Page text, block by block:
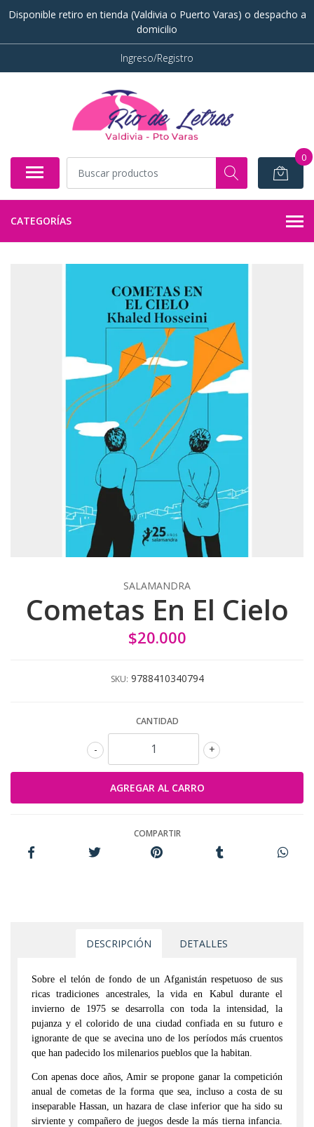
Disponible retiro en tienda (Valdivia o Puerto Varas) o despacho a
domicilio
Ingreso/Registro
0
CATEGORÍAS
SALAMANDRA
Cometas En El Cielo
$20.000
SKU: 9788410340794
CANTIDAD
+
-
COMPARTIR
DESCRIPCIÓN DETALLES
Sobre el telón de fondo de un Afganistán respetuoso de sus
ricas tradiciones ancestrales, la vida en Kabul durante el
invierno de 1975 se desarrolla con toda la intensidad, la
pujanza y el colorido de una ciudad confiada en su futuro e
ignorante de que se avecina uno de los períodos más cruentos
que han padecido los milenarios pueblos que la habitan.
Con apenas doce años, Amir se propone ganar la competición
anual de cometas de la forma que sea, incluso a costa de su
inseparable Hassan, un hazara de clase inferior que ha sido su
sirviente y compañero de juegos desde la más tierna infancia.